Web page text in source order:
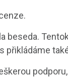
beseda.
přikládáme